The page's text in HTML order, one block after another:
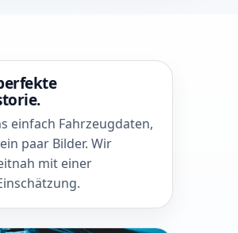
einfach Fahrzeugdaten,
paar Bilder. Wir
mit einer